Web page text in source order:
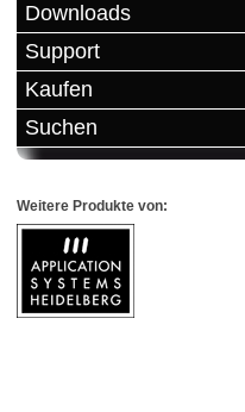
Downloads
Support
Kaufen
Suchen
Weitere Produkte von: